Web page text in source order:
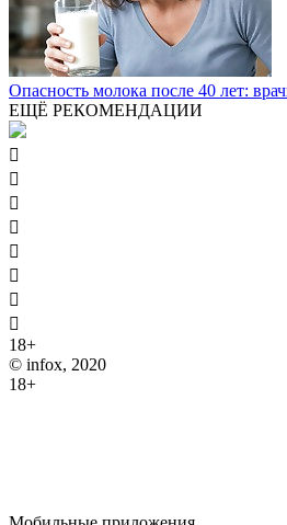
Опасность молока после 40 лет:
ЕЩЁ РЕКОМЕНДАЦИИ








18+
© infox, 2020
18+